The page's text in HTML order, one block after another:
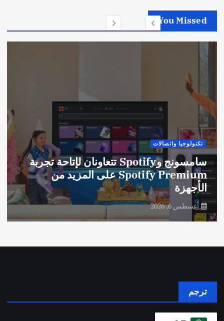
You Missed
تكنولوجيا واتصالات
سامسونج وSpotify تتعاونان لإتاحة تجربة
Spotify Premium على المزيد من
الأجهزة
أغسطس 6, 2026
ترجم